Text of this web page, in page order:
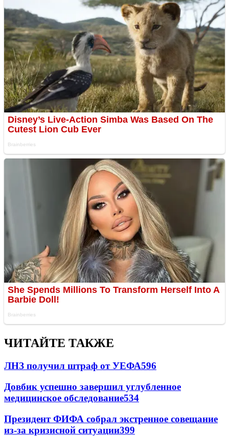
ЧИТАЙТЕ ТАКЖЕ
ЛНЗ получил штраф от УЕФА596
Довбик успешно завершил углубленное
медицинское обследование534
Президент ФИФА собрал экстренное совещание
из-за кризисной ситуации399